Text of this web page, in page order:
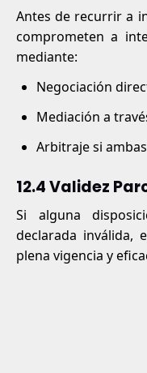
Antes de recurrir a
comprometen a
mediante:
Negociación
Mediación a
Arbitraje si
12.4 Validez
Si alguna
declarada inválida,
plena vigencia y